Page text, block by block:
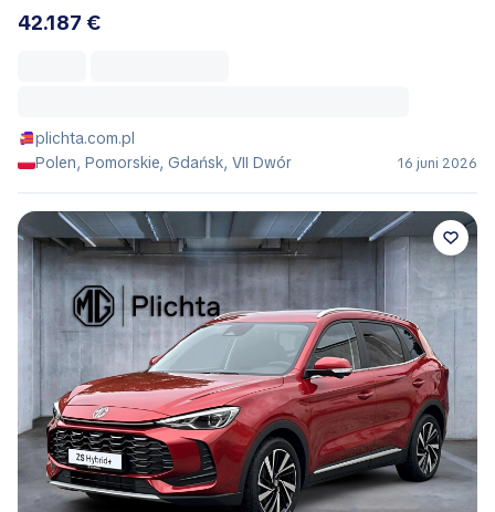
42.187 €
plichta.com.pl
Polen, Pomorskie, Gdańsk, VII Dwór
16 juni 2026